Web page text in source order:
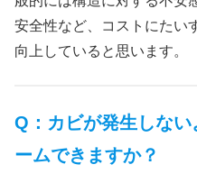
安全性など、コストにたい
向上していると思います。
Q：カビが発生しな
ームできますか？